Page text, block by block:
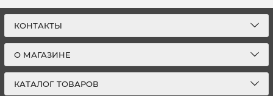
КОНТАКТЫ
О МАГАЗИНЕ
КАТАЛОГ ТОВАРОВ